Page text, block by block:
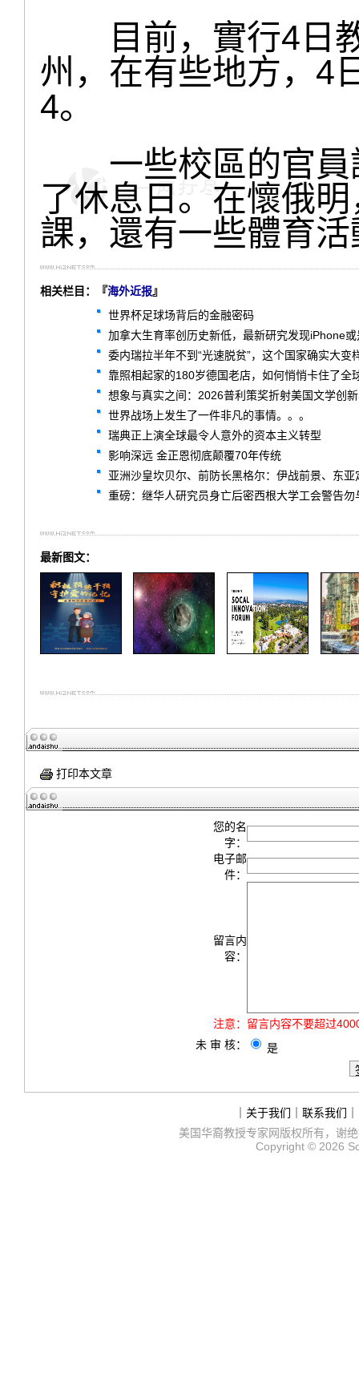
目前，實行4日教
州，在有些地方，4
4。
一些校區的官員
了休息日。在懷俄
課，還有一些體育
相关栏目：『海外近报』
世界杯足球场背后的金融密码
加拿大生育率创历史新低，最新研究发现iPhone
委内瑞拉半年不到“光速脱贫”，这个国家确实大变
靠照相起家的180岁德国老店，如何悄悄卡住了全
想象与真实之间：2026普利策奖折射美国文学创
世界战场上发生了一件非凡的事情。。。
瑞典正上演全球最令人意外的资本主义转型
影响深远 金正恩彻底颠覆70年传统
亚洲沙皇坎贝尔、前防长黑格尔：伊战前景、东亚
重磅：继华人研究员身亡后密西根大学工会警告勿
最新图文：
打印本文章
您的名
字：
电子邮
件：
留言内
容：
注意： 留言内容不要超过
未 审 核：
是
关于我们 联系我们
美国华裔教授专家网版权所有，谢
Copyright © 2026